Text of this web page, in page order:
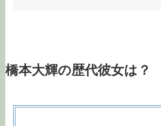
橋本大輝の歴代彼女は？